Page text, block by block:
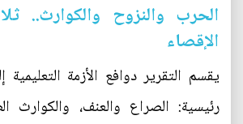
الحرب والنزوح والكوارث..
الإقصاء
يقسم التقرير دوافع الأزمة
رئيسية: الصراع والعنف، والكوارث